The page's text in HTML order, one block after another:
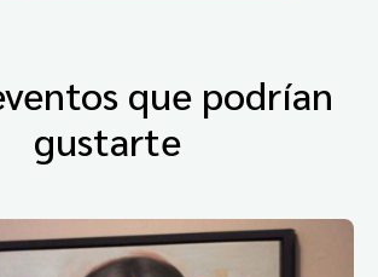
que podrían
gustarte